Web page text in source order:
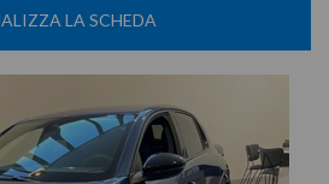
LA SCHEDA